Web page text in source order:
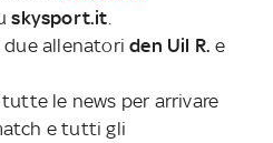
skysport.it
due allenatoriden Uil R. e
le news per arrivare
e tutti gli